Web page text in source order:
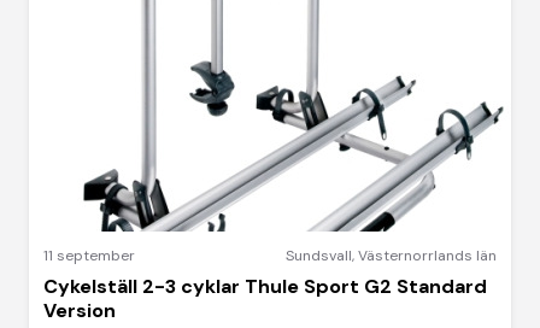
11 september Sundsvall,Västernorrlands län
Cykelställ 2-3 cyklar Thule Sport G2 Standard
Version